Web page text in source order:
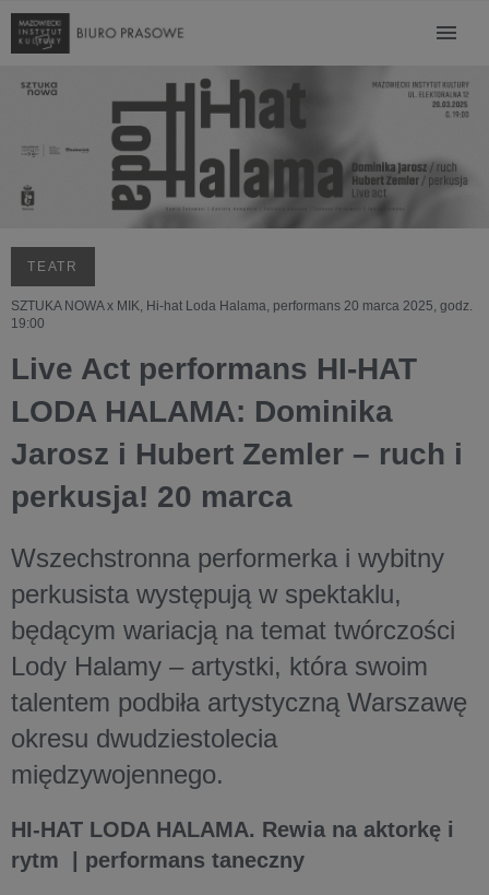
TEATR
SZTUKA NOWA x MIK, Hi-hat Loda Halama, performans 20 marca 2025, godz.
19:00
Live Act performans HI-HAT
LODA HALAMA: Dominika
Jarosz i Hubert Zemler – ruch i
perkusja! 20 marca
Wszechstronna performerka i wybitny
perkusista występują w spektaklu,
będącym wariacją na temat twórczości
Lody Halamy – artystki, która swoim
talentem podbiła artystyczną Warszawę
okresu dwudziestolecia
międzywojennego.
HI-HAT LODA HALAMA. Rewia na aktorkę i
rytm | performans taneczny